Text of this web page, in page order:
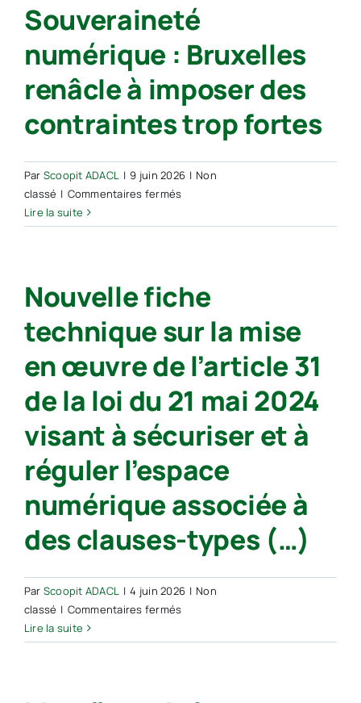
des
actions
d’inclusion
numérique
Souveraineté
numérique : Bruxelles
renâcle à imposer des
contraintes trop fortes
Par Scoopit ADACL | 9 juin 2026 | Non
classé | Commentaires ferméssur
numérique
renâcle
à
imposer
des
contraintes
trop
fortes
Lire la suite
Nouvelle fiche
technique sur la mise
en œuvre de l’article 31
de la loi du 21 mai 2024
visant à sécuriser et à
réguler l’espace
numérique associée à
des clauses-types (…)
Par Scoopit ADACL | 4 juin 2026 | Non
classé | Commentaires ferméssur
fiche
Lire la suite